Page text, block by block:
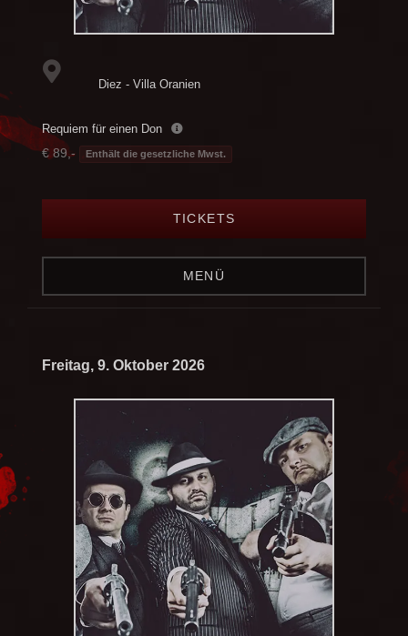
Diez - Villa Oranien
Requiem für einen Don
€ 89,- Enthält die gesetzliche Mwst.
TICKETS
MENÜ
Freitag, 9. Oktober 2026